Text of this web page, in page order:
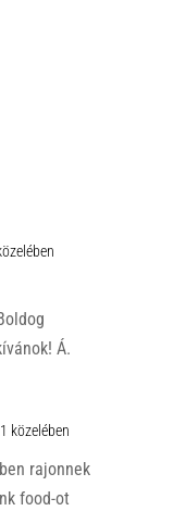
Á.
közelében
rajonnek
food-ot